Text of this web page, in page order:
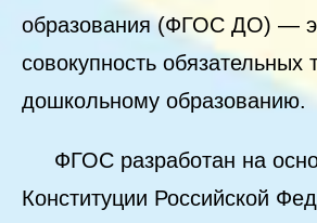
образования (ФГОС ДО) —
совокупность обязательных
дошкольному образованию.
ФГОС разработан на
Конституции Российской